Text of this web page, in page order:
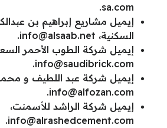
sa.com
.
إيميل مشاريع إبراهيم بن
السكنية، info@alsaab.net
.
إيميل شركة الطوب الأحمر
info@saudibrick.com
.
إيميل شركة عبد اللطيف و محمد
info@alfozan.com
.
إيميل شركة الراشد للأسمنت،
info@alrashedcement.com
.